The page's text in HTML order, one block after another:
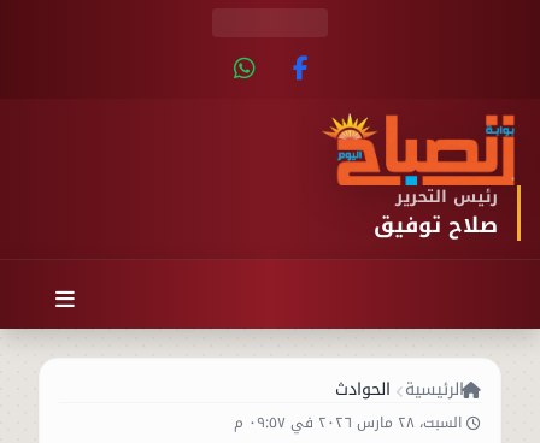
رئيس التحرير
صلاح توفيق
الرئيسية الحوادث
السبت، ٢٨ مارس ٢٠٢٦ في ٠٩:٥٧ م